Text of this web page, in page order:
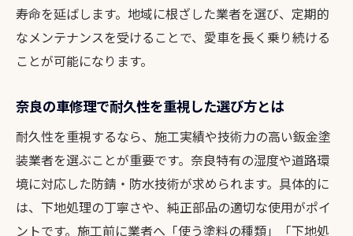
寿命を延ばします。地域に根ざした業者を選び、定期的
なメンテナンスを受けることで、愛車を長く乗り続ける
ことが可能になります。
奈良の車修理で耐久性を重視した選び方とは
耐久性を重視するなら、施工実績や技術力の高い鈑金塗
装業者を選ぶことが重要です。奈良特有の湿度や道路環
境に対応した防錆・防水技術が求められます。具体的に
は、下地処理の丁寧さや、純正部品の適切な使用がポイ
ントです。施工前に業者へ「使う塗料の種類」「下地処